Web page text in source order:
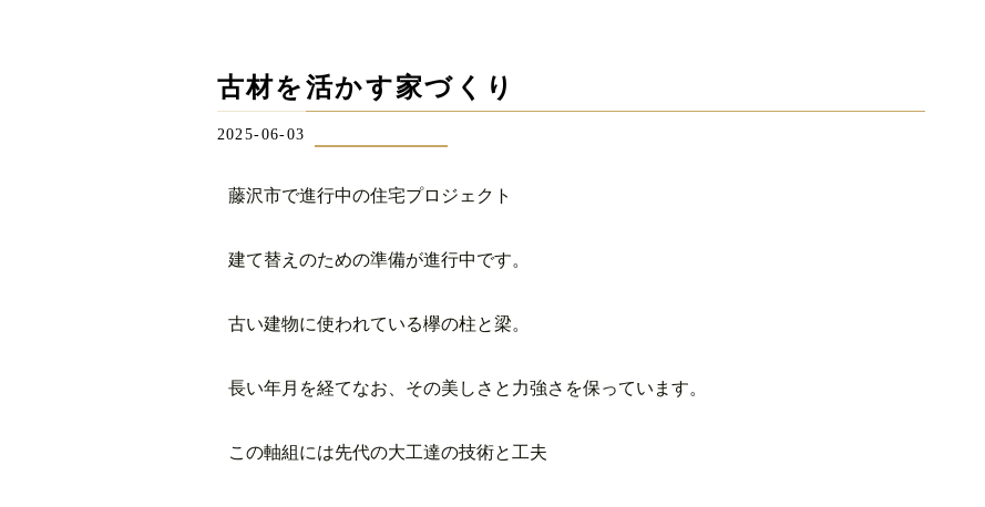
古材を活かす家づくり
2025-06-03
藤沢市で進行中の住宅プロジェクト
建て替えのための準備が進行中です。
古い建物に使われている欅の柱と梁。
長い年月を経てなお、その美しさと力強さを保っています。
この軸組には先代の大工達の技術と工夫